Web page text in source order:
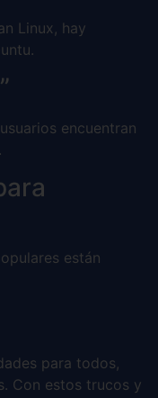
Linux, hay
encuentran
están
para todos,
Con estos trucos y